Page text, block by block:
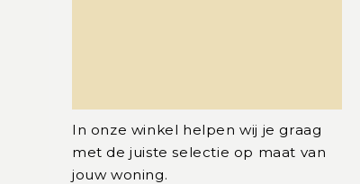
In onze winkel helpen wij je graag
met de juiste selectie op maat van
jouw woning.